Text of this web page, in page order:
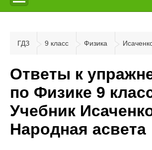
ГДЗ 9 класс Физика
Ответы к
по Физике 9
Учебник
Народная асвета